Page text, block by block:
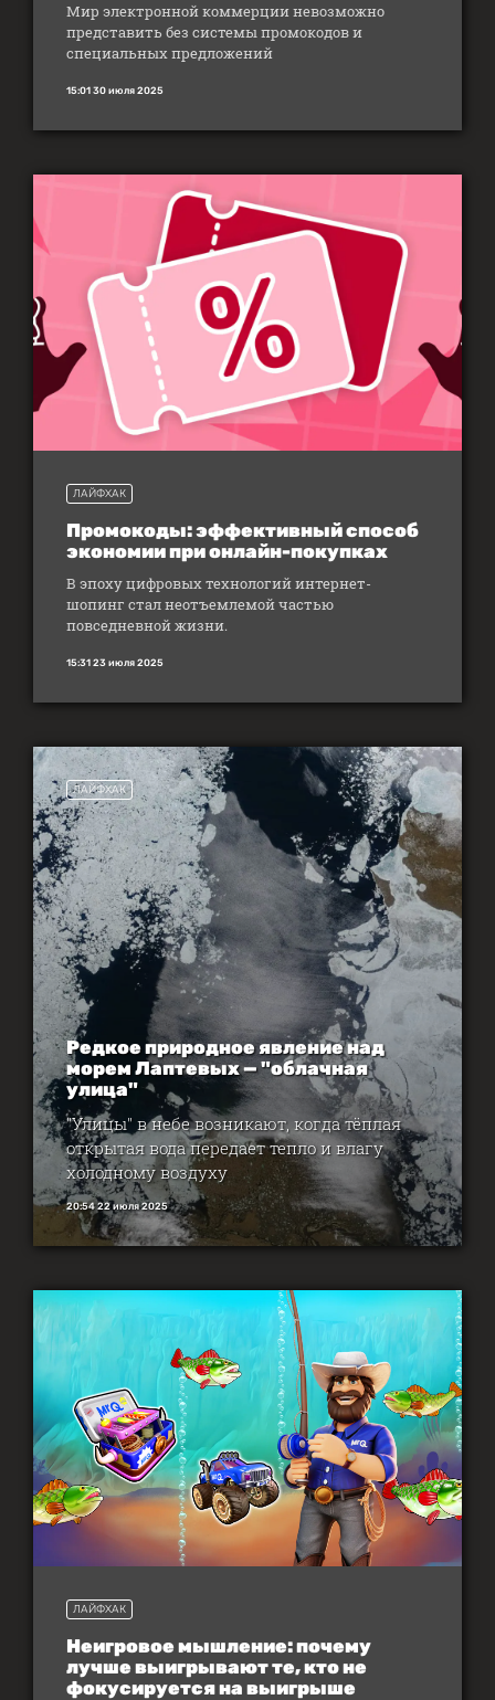
Мир электронной коммерции невозможно
представить без системы промокодов и
специальных предложений
15:01 30 июля 2025
ЛАЙФХАК
Промокоды: эффективный способ
экономии при онлайн-покупках
В эпоху цифровых технологий интернет-
шопинг стал неотъемлемой частью
повседневной жизни.
15:31 23 июля 2025
ЛАЙФХАК
Редкое природное явление над
морем Лаптевых — "облачная
улица"
"Улицы" в небе возникают, когда тёплая
открытая вода передает тепло и влагу
холодному воздуху
20:54 22 июля 2025
ЛАЙФХАК
Неигровое мышление: почему
лучше выигрывают те, кто не
фокусируется на выигрыше